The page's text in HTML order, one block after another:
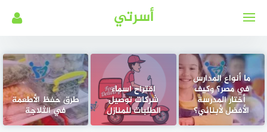
أسرتي
ما أنواع المدارس
في مصر؟ وكيف
أختار المدرسة
الأفضل لأبنائي؟
اقتراح اسماء
شركات توصيل
الطلبات للمنازل
طرق حفظ الأطعمة
في الثلاجة